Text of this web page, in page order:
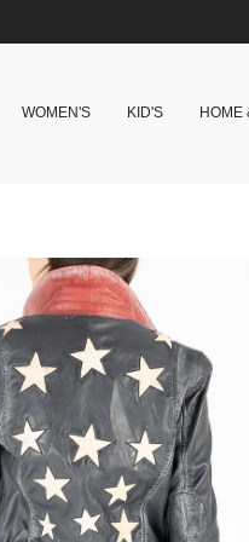
WOMEN'S KID'S HOME